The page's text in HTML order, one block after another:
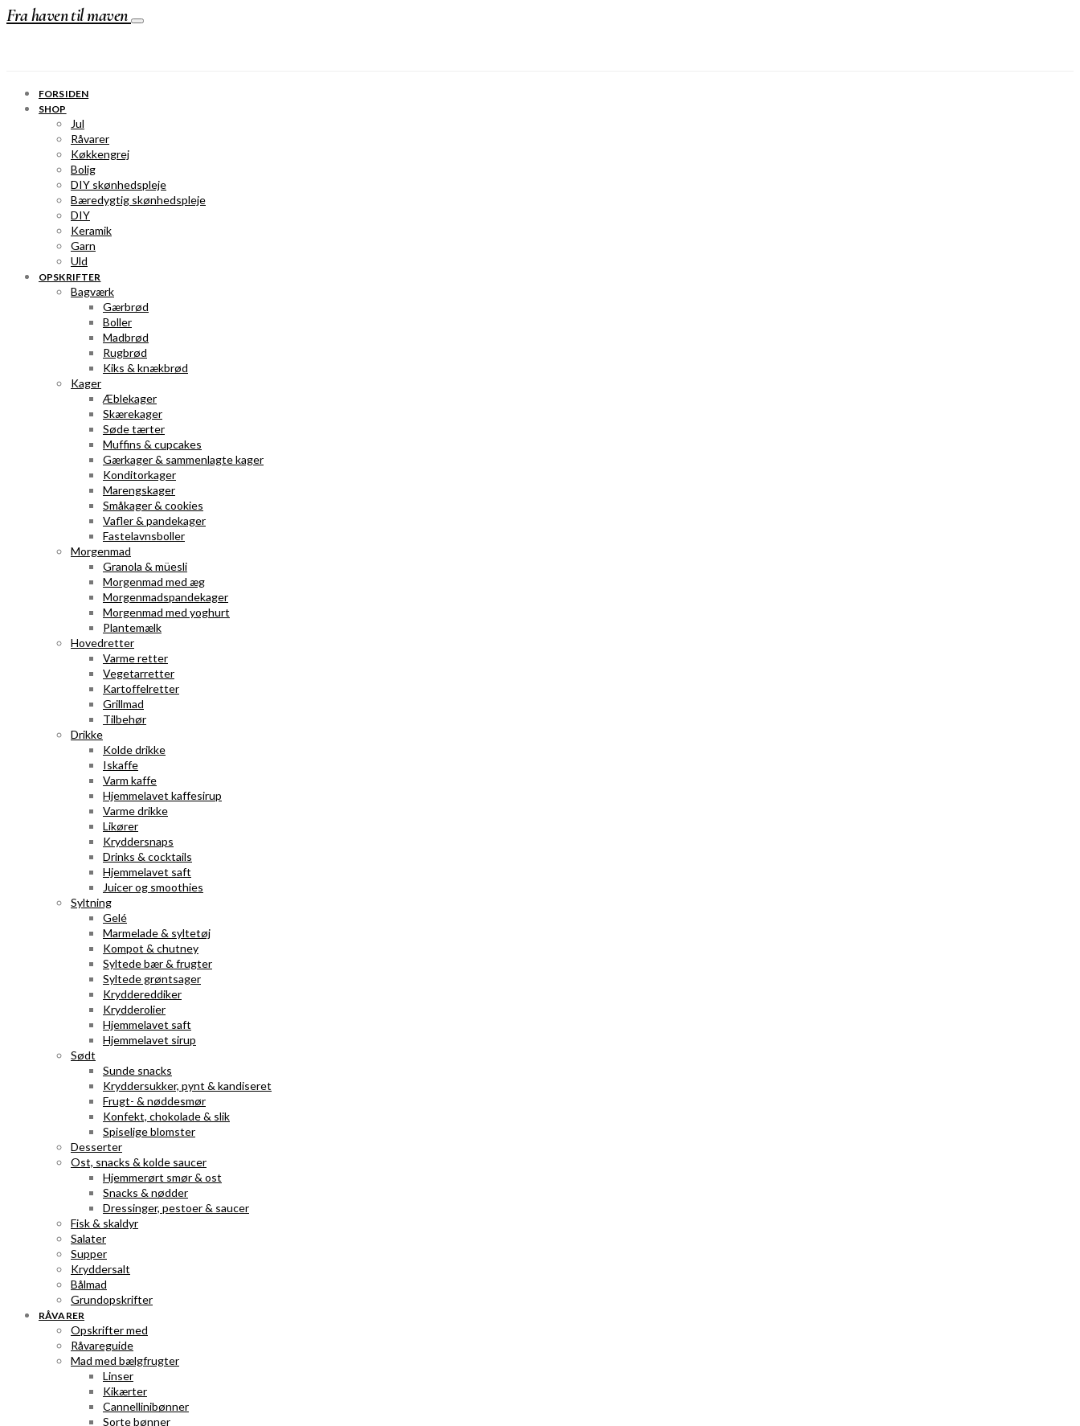
Fra haven til maven
FORSIDEN
SHOP
Jul
Råvarer
Køkkengrej
Bolig
DIY skønhedspleje
Bæredygtig skønhedspleje
DIY
Keramik
Garn
Uld
OPSKRIFTER
Bagværk
Gærbrød
Boller
Madbrød
Rugbrød
Kiks & knækbrød
Kager
Æblekager
Skærekager
Søde tærter
Muffins & cupcakes
Gærkager & sammenlagte kager
Konditorkager
Marengskager
Småkager & cookies
Vafler & pandekager
Fastelavnsboller
Morgenmad
Granola & müesli
Morgenmad med æg
Morgenmadspandekager
Morgenmad med yoghurt
Plantemælk
Hovedretter
Varme retter
Vegetarretter
Kartoffelretter
Grillmad
Tilbehør
Drikke
Kolde drikke
Iskaffe
Varm kaffe
Hjemmelavet kaffesirup
Varme drikke
Likører
Kryddersnaps
Drinks & cocktails
Hjemmelavet saft
Juicer og smoothies
Syltning
Gelé
Marmelade & syltetøj
Kompot & chutney
Syltede bær & frugter
Syltede grøntsager
Kryddereddiker
Krydderolier
Hjemmelavet saft
Hjemmelavet sirup
Sødt
Sunde snacks
Kryddersukker, pynt & kandiseret
Frugt- & nøddesmør
Konfekt, chokolade & slik
Spiselige blomster
Desserter
Ost, snacks & kolde saucer
Hjemmerørt smør & ost
Snacks & nødder
Dressinger, pestoer & saucer
Fisk & skaldyr
Salater
Supper
Kryddersalt
Bålmad
Grundopskrifter
RÅVARER
Opskrifter med
Råvareguide
Mad med bælgfrugter
Linser
Kikærter
Cannellinibønner
Sorte bønner